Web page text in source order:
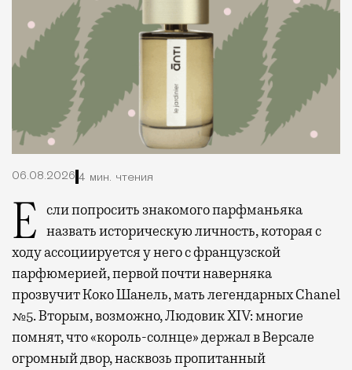
06.08.2026 4 мин. чтения
Если попросить знакомого парфманьяка назвать историческую личность, которая с
ходу ассоциируется у него с французской
парфюмерией, первой почти наверняка
прозвучит Коко Шанель, мать легендарных Chanel
№5. Вторым, возможно, Людовик XIV: многие
помнят, что «король-солнце» держал в Версале
огромный двор, насквозь пропитанный